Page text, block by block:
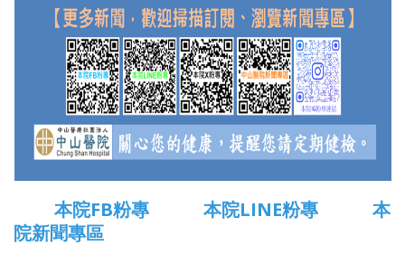
本院FB粉專 本院LINE粉專
本
院新聞專區